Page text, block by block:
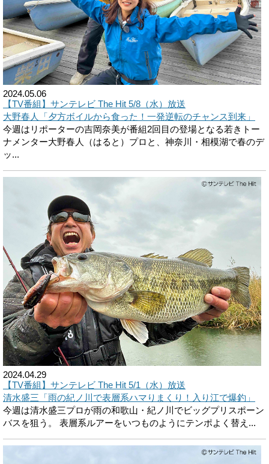
2024.05.06
【TV番組】サンテレビ The Hit 5/8（水）放送
大野春人「夕方ボイルから食った！一発逆転のチャンス到来」
今週はリポーターの吉岡奈美が番組2回目の登場となる若きトー
ナメンター大野春人（はると）プロと、神奈川・相模湖で春のデ
ッ...
2024.04.29
【TV番組】サンテレビ The Hit 5/1（水）放送
清水盛三「雨の紀ノ川で表層系ハマりまくり！入り江で爆釣」
今週は清水盛三プロが雨の和歌山・紀ノ川でビッグプリスポーン
バスを狙う。 表層系ルアーをいつものようにテンポよく替え...